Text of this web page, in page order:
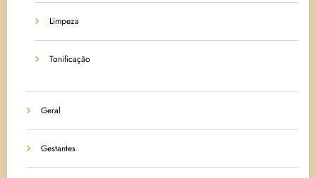
Limpeza
Tonificação
Geral
Gestantes